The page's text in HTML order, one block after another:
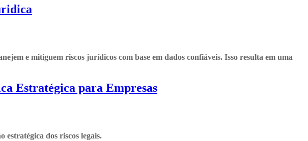
e mitiguem riscos jurídicos com base em dados confiáveis. Isso resulta em uma
Estratégica para Empresas
dos riscos legais.